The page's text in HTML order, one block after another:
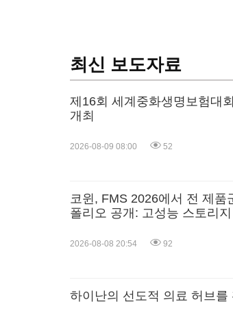
최신 보도자료
제16회 세계중화생명보험대
개최
2026-08-09 08:00 52
코윈, FMS 2026에서 전 제품
폴리오 공개: 고성능 스토리
2026-08-08 20:54 92
하이난의 선도적 의료 허브를